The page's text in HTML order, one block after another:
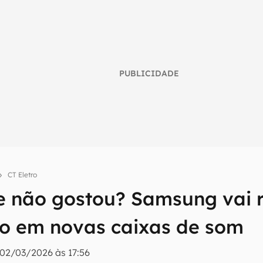
PUBLICIDADE
CT Eletro
não gostou? Samsung vai
em novas caixas de som
02/03/2026 às 17:56
inteligente do mundo tech!
do Canaltech e receba notícias e reviews sobre tecnologia